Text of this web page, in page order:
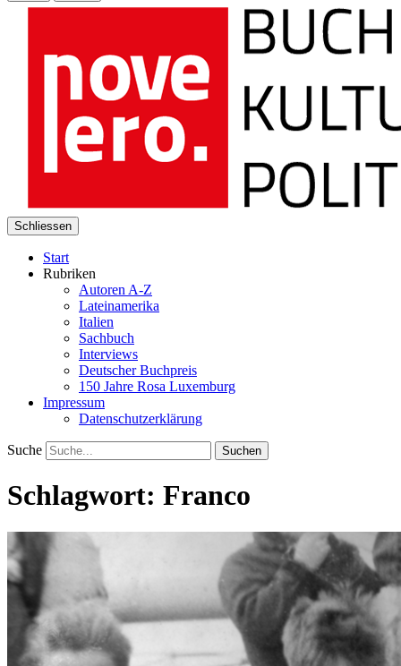
Schliessen
Start
Rubriken
Autoren A-Z
Lateinamerika
Italien
Sachbuch
Interviews
Deutscher Buchpreis
150 Jahre Rosa Luxemburg
Impressum
Datenschutzerklärung
Suche
Schlagwort: Franco